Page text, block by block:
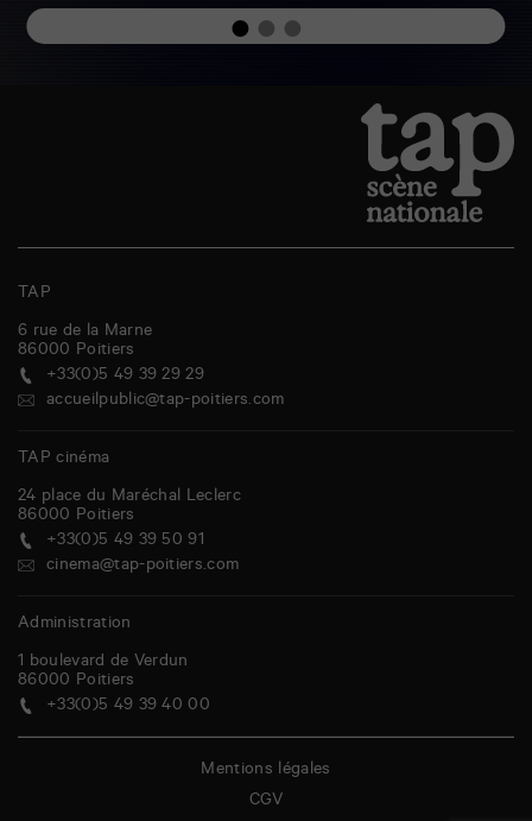
TAP
6 rue de la Marne
86000 Poitiers
+33(0)5 49 39 29 29
accueilpublic@tap-poitiers.com
TAP cinéma
24 place du Maréchal Leclerc
86000 Poitiers
+33(0)5 49 39 50 91
cinema@tap-poitiers.com
Administration
1 boulevard de Verdun
86000 Poitiers
+33(0)5 49 39 40 00
Mentions légales
CGV